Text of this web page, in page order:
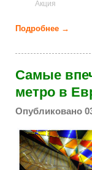
Акция
Подробнее →
Самые
метро в
Опубликовано